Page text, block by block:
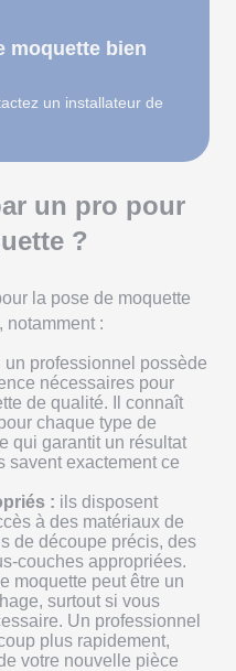
moquette bien
un installateur de
un pro pour
?
la pose de moquette
notamment :
un professionnel possède
nécessaires pour
de qualité. Il connaît
chaque type de
qui garantit un résultat
savent exactement ce
: ils disposent
à des matériaux de
de découpe précis, des
couches appropriées.
moquette peut être un
surtout si vous
Un professionnel
plus rapidement,
votre nouvelle pièce